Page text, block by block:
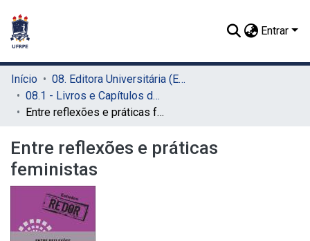
Entrar
Início
08. Editora Universitária (EDUFRPE)
08.1 - Livros e Capítulos de Livros (EDUFRPE)
Entre reflexões e práticas feministas
Entre reflexões e práticas
feministas